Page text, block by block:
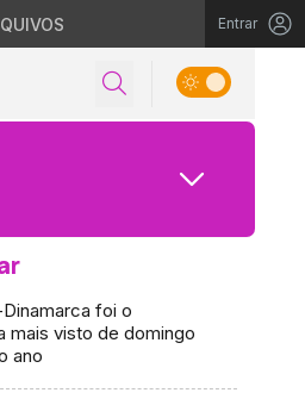
Entrar
foi o
mais visto de domingo
ano